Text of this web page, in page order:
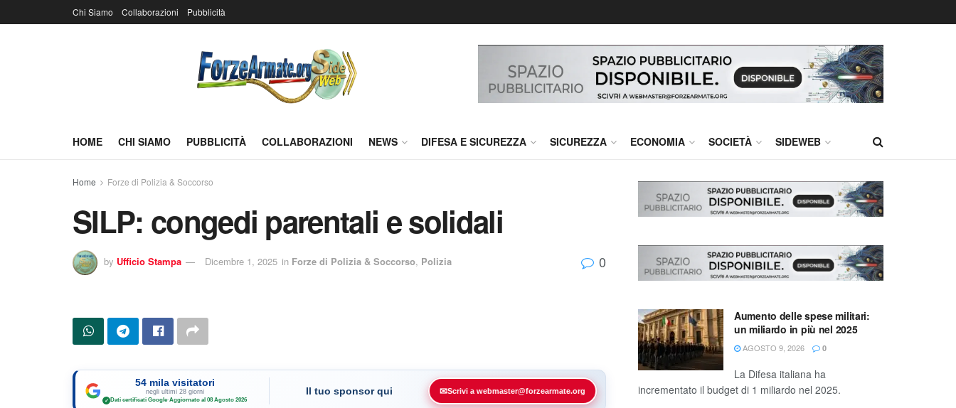
Chi Siamo Collaborazioni Pubblicità
HOME CHI SIAMO PUBBLICITÀ COLLABORAZIONI NEWS DIFESA E SICUREZZA SICUREZZA ECONOMIA SOCIETÀ SIDEWEB
Home Forze di Polizia & Soccorso
SILP: congedi parentali e solidali
by Ufficio Stampa Dicembre 1, 2025 in Forze di Polizia & Soccorso, Polizia 0
54 mila visitatori
negli ultimi 28 giorni
✓ Dati certificati Google·Aggiornato al 08 Agosto 2026
Il tuo sponsor qui ✉Scrivi a webmaster@forzearmate.org
Aumento delle spese militari:
un miliardo in più nel 2025
AGOSTO 9, 2026 0
La Difesa italiana ha
incrementato il budget di 1 miliardo nel 2025.